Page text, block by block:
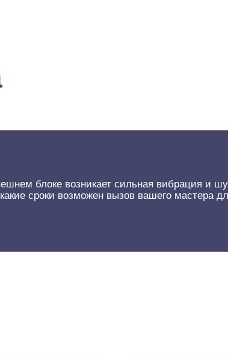
блоке возникает сильная вибрация и
сроки возможен вызов вашего мастера